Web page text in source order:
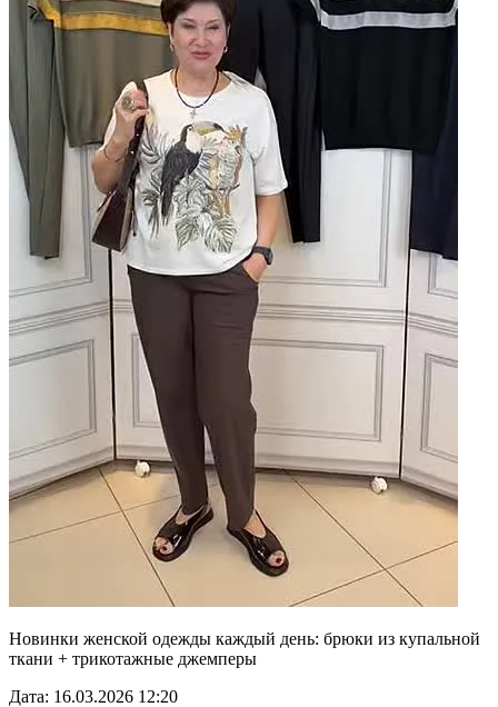
Новинки женской одежды каждый день: брюки из купальной
ткани + трикотажные джемперы
Дата: 16.03.2026 12:20